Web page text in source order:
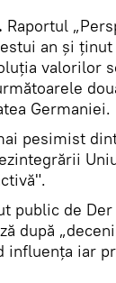
Raportul
an şi
valorilor
Germaniei.
pesimist
public de
după
iar